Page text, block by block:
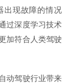
出现故障的情况
过深度学习技术
加符合人类驾驶
动驾驶行业带来